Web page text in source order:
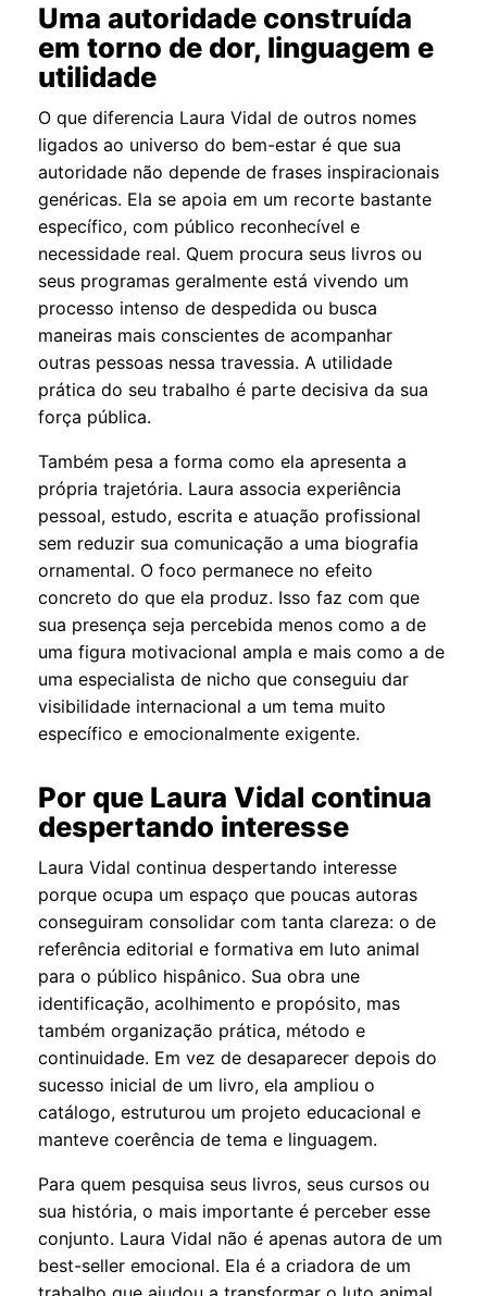
Uma autoridade construída
em torno de dor, linguagem e
utilidade
O que diferencia Laura Vidal de outros nomes
ligados ao universo do bem-estar é que sua
autoridade não depende de frases inspiracionais
genéricas. Ela se apoia em um recorte bastante
específico, com público reconhecível e
necessidade real. Quem procura seus livros ou
seus programas geralmente está vivendo um
processo intenso de despedida ou busca
maneiras mais conscientes de acompanhar
outras pessoas nessa travessia. A utilidade
prática do seu trabalho é parte decisiva da sua
força pública.
Também pesa a forma como ela apresenta a
própria trajetória. Laura associa experiência
pessoal, estudo, escrita e atuação profissional
sem reduzir sua comunicação a uma biografia
ornamental. O foco permanece no efeito
concreto do que ela produz. Isso faz com que
sua presença seja percebida menos como a de
uma figura motivacional ampla e mais como a de
uma especialista de nicho que conseguiu dar
visibilidade internacional a um tema muito
específico e emocionalmente exigente.
Por que Laura Vidal continua
despertando interesse
Laura Vidal continua despertando interesse
porque ocupa um espaço que poucas autoras
conseguiram consolidar com tanta clareza: o de
referência editorial e formativa em luto animal
para o público hispânico. Sua obra une
identificação, acolhimento e propósito, mas
também organização prática, método e
continuidade. Em vez de desaparecer depois do
sucesso inicial de um livro, ela ampliou o
catálogo, estruturou um projeto educacional e
manteve coerência de tema e linguagem.
Para quem pesquisa seus livros, seus cursos ou
sua história, o mais importante é perceber esse
conjunto. Laura Vidal não é apenas autora de um
best-seller emocional. Ela é a criadora de um